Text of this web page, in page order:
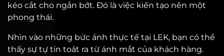
kéo cắt cho ngắn bớt. Đó là việc kiến tạo nên một
phong thái.
Nhìn vào những bức ảnh thực tế tại LEK, bạn có thể
thấy sự tự tin toát ra từ ánh mắt của khách hàng.